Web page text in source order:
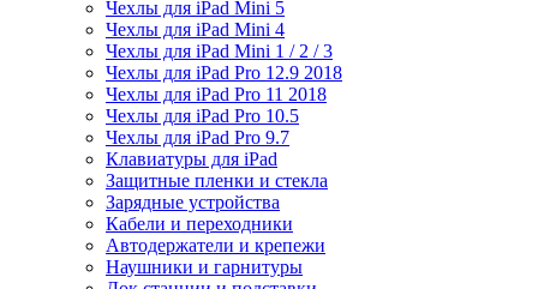
Чехлы для iPad Mini 5
Чехлы для iPad Mini 4
Чехлы для iPad Mini 1 / 2 / 3
Чехлы для iPad Pro 12.9 2018
Чехлы для iPad Pro 11 2018
Чехлы для iPad Pro 10.5
Чехлы для iPad Pro 9.7
Клавиатуры для iPad
Защитные пленки и стекла
Зарядные устройства
Кабели и переходники
Автодержатели и крепежи
Наушники и гарнитуры